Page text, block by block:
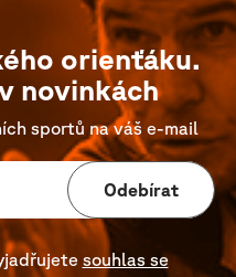
orienťáku.
novinkách
sportů na váš e-mail
Odebírat
souhlas se